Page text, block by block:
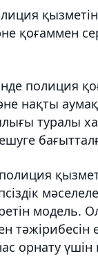
қоғаммен
полиция
нақты
туралы
модель.
орнату үшін